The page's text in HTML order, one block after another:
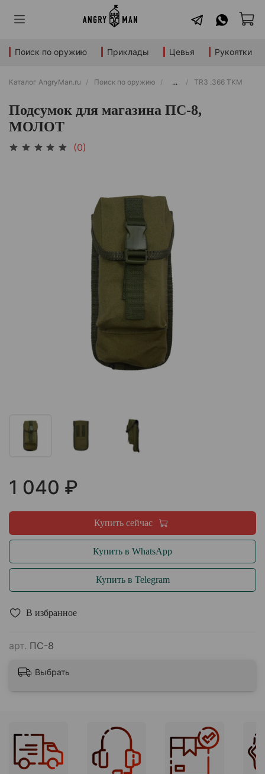
Поиск по оружию Приклады Цевья Рукоятки
Каталог AngryMan.ru Поиск по оружию ... TR3 .366 TKM
Подсумок для магазина ПС-8,
МОЛОТ
(0)
В избранное
арт. ПС-8
1 040 ₽
Купить сейчас
Купить в WhatsApp
Купить в Telegram
Выбрать